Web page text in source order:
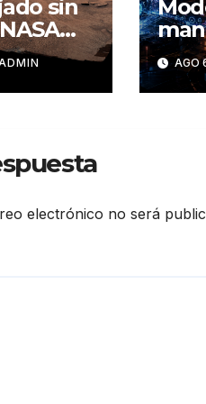
sin
AGO
electrónico no será